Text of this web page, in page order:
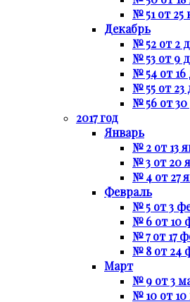
№ 51 от 25
Декабрь
№ 52 от 2
№ 53 от 9
№ 54 от 16
№ 55 от 23
№ 56 от 30
2017 год
Январь
№ 2 от 13
№ 3 от 20
№ 4 от 27
Февраль
№ 5 от 3
№ 6 от 10
№ 7 от 17
№ 8 от 24
Март
№ 9 от 3
№ 10 от 10